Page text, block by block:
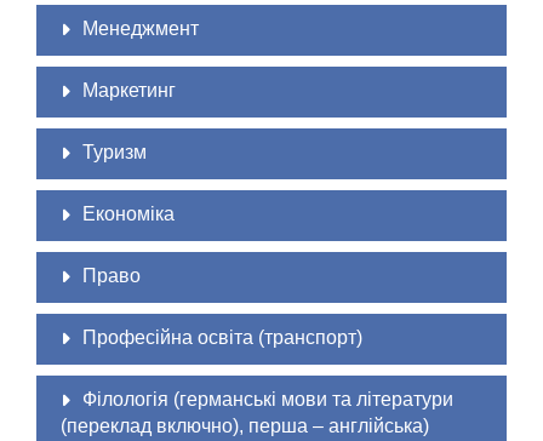
Менеджмент
Маркетинг
Туризм
Економіка
Право
Професійна освіта (транспорт)
Філологія (германські мови та літератури
(переклад включно), перша – англійська)